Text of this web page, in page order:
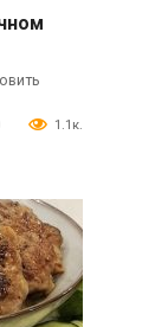
1.1к.